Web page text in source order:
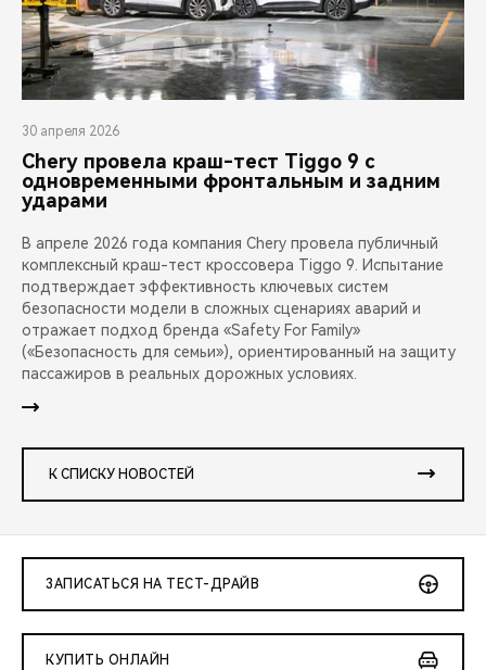
30 апреля 2026
Chery провела краш-тест Tiggo 9 с
одновременными фронтальным и задним
ударами
В апреле 2026 года компания Chery провела публичный
комплексный краш-тест кроссовера Tiggo 9. Испытание
подтверждает эффективность ключевых систем
безопасности модели в сложных сценариях аварий и
отражает подход бренда «Safety For Family»
(«Безопасность для семьи»), ориентированный на защиту
пассажиров в реальных дорожных условиях.
К СПИСКУ НОВОСТЕЙ
ЗАПИСАТЬСЯ НА ТЕСТ-ДРАЙВ
КУПИТЬ ОНЛАЙН